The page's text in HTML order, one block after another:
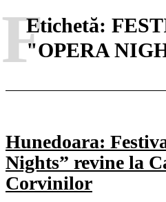
Etichetă:
"OPERA
F
Hunedoara:
Nights” revine la
Corvinilor